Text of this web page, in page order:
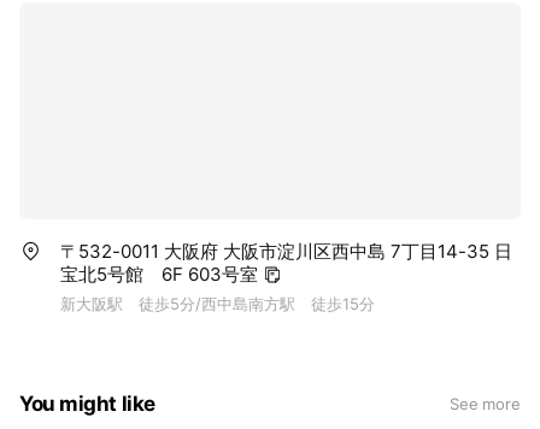
〒532-0011 大阪府 大阪市淀川区西中島 7丁目14-35 日
宝北5号館 6F 603号室
新大阪駅 徒歩5分/西中島南方駅 徒歩15分
You might like See more